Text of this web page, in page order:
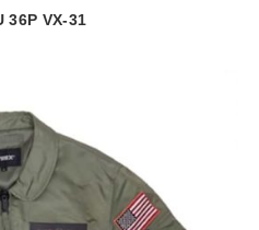
36P VX-31